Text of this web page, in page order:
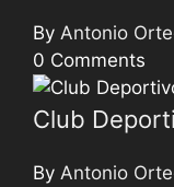
By Antonio
0 Comments
Club
By Antonio